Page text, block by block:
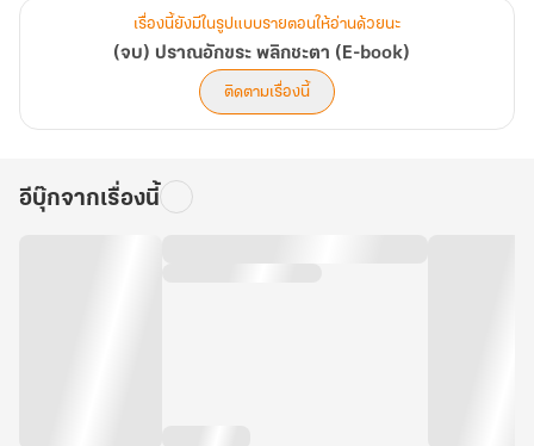
เอาล่ะ บางทีการมีผู้สนับสนุนรายใหญ่ที่สุดในยุทธภพไว้ข้างกาย ก็อาจจะ
ไม่ใช่เรื่องเลวร้ายนัก
เรื่องนี้ยังมีในรูปแบบรายตอนให้อ่านด้วยนะ
(จบ) ปราณอักขระ พลิกชะตา (E-book)
ติดตามเรื่องนี้
อีบุ๊กจากเรื่องนี้